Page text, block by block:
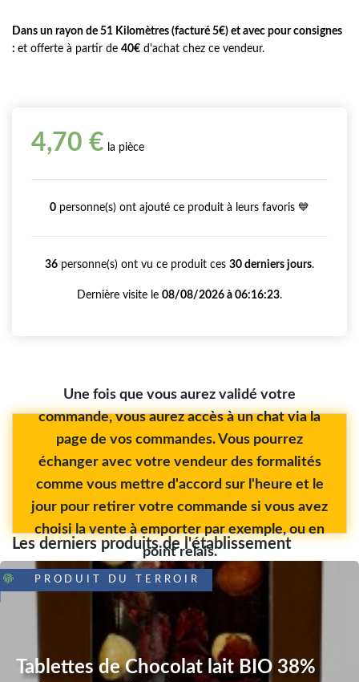
Dans un rayon de 51 Kilomètres (facturé 5€) et avec pour consignes
: et offerte à partir de 40€ d'achat chez ce vendeur.
4,70 € la pièce
0 personne(s) ont ajouté ce produit à leurs favoris 💙
36 personne(s) ont vu ce produit ces 30 derniers jours.
Dernière visite le 08/08/2026 à 06:16:23.
Une fois que vous aurez validé votre
commande, vous aurez accès à un chat via la
page de vos commandes. Vous pourrez
échanger avec votre vendeur des formalités
comme vous mettre d'accord sur l'heure et le
jour pour retirer votre commande si vous avez
choisi la vente à emporter par exemple, ou en
point relais.
Les derniers produits de l'établissement
PRODUIT DU TERROIR
Tablettes de Chocolat lait BIO 38%